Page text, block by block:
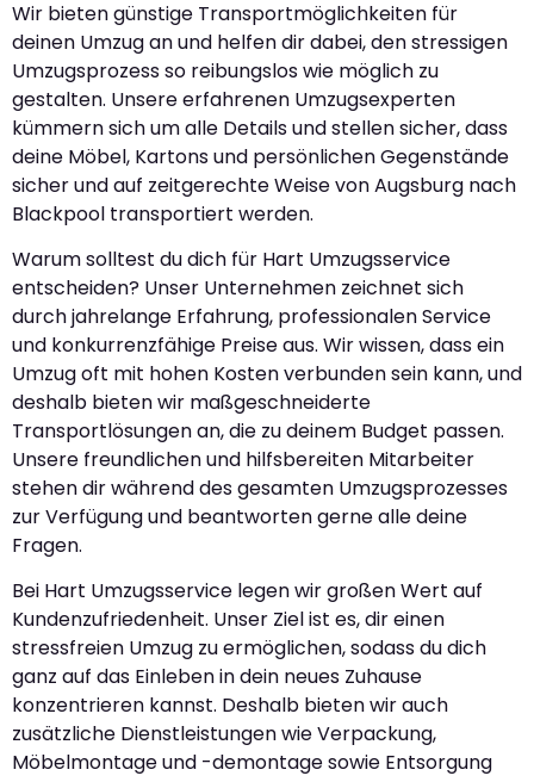
Wir bieten günstige Transportmöglichkeiten für
deinen Umzug an und helfen dir dabei, den stressigen
Umzugsprozess so reibungslos wie möglich zu
gestalten. Unsere erfahrenen Umzugsexperten
kümmern sich um alle Details und stellen sicher, dass
deine Möbel, Kartons und persönlichen Gegenstände
sicher und auf zeitgerechte Weise von Augsburg nach
Blackpool transportiert werden.
Warum solltest du dich für Hart Umzugsservice
entscheiden? Unser Unternehmen zeichnet sich
durch jahrelange Erfahrung, professionalen Service
und konkurrenzfähige Preise aus. Wir wissen, dass ein
Umzug oft mit hohen Kosten verbunden sein kann, und
deshalb bieten wir maßgeschneiderte
Transportlösungen an, die zu deinem Budget passen.
Unsere freundlichen und hilfsbereiten Mitarbeiter
stehen dir während des gesamten Umzugsprozesses
zur Verfügung und beantworten gerne alle deine
Fragen.
Bei Hart Umzugsservice legen wir großen Wert auf
Kundenzufriedenheit. Unser Ziel ist es, dir einen
stressfreien Umzug zu ermöglichen, sodass du dich
ganz auf das Einleben in dein neues Zuhause
konzentrieren kannst. Deshalb bieten wir auch
zusätzliche Dienstleistungen wie Verpackung,
Möbelmontage und -demontage sowie Entsorgung